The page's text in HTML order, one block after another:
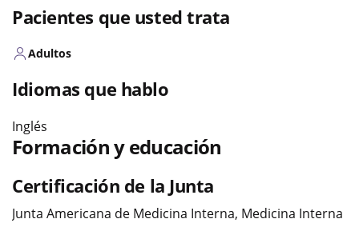
Pacientes que usted trata
Adultos
Idiomas que hablo
Inglés
Formación y educación
Certificación de la Junta
Junta Americana de Medicina Interna, Medicina Interna